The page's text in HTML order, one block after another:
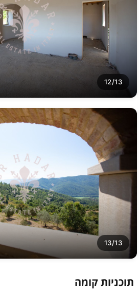
12/13
13/13
תוכניות קומה